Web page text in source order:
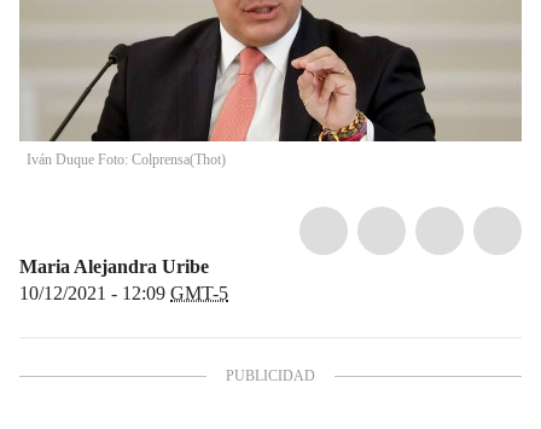
Iván Duque Foto: Colprensa(Thot)
Maria Alejandra Uribe
10/12/2021 - 12:09 GMT-5